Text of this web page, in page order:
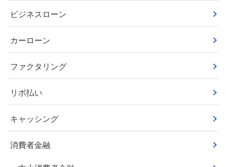
ビジネスローン
カーローン
ファクタリング
リボ払い
キャッシング
消費者金融